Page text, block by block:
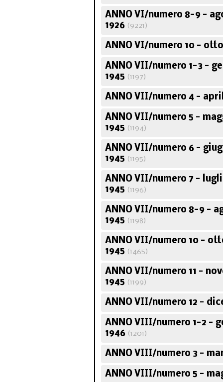
ANNO VI/numero 8-9 -
1926 (9221)
ANNO VI/numero 10 -
ANNO VII/numero 1-3 -
1945 (1197)
ANNO VII/numero 4 -
ANNO VII/numero 5 -
1945 (1194)
ANNO VII/numero 6 -
1945 (1195)
ANNO VII/numero 7 -
1945 (1196)
ANNO VII/numero 8-9 -
1945 (1198)
ANNO VII/numero 10 -
1945 (1465)
ANNO VII/numero 11 -
1945 (1199)
ANNO VII/numero 12 -
ANNO VIII/numero 1-2 -
1946 (1201)
ANNO VIII/numero 3 -
ANNO VIII/numero 5 -